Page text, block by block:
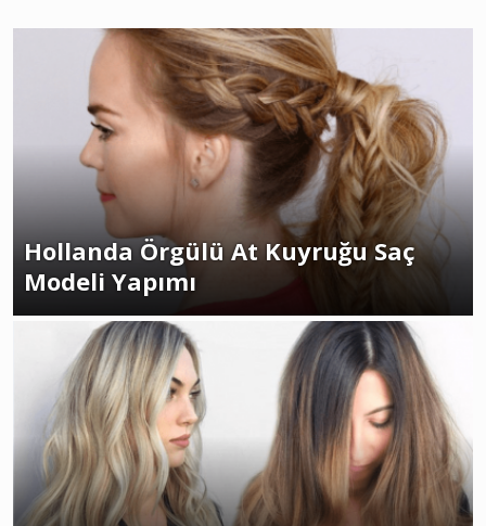
Hollanda Örgülü At Kuyruğu Saç
Modeli Yapımı